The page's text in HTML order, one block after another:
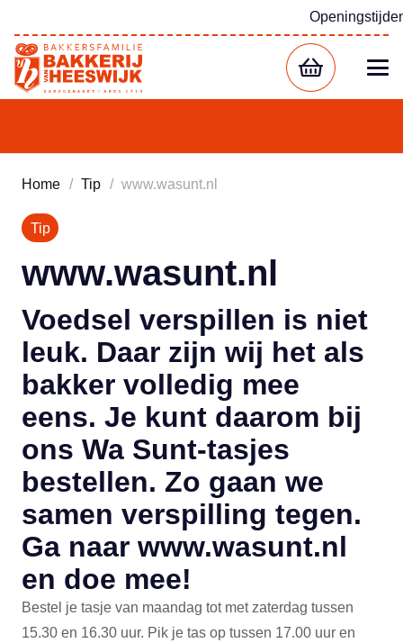
Home / Tip / www.wasunt.nl
Tip
www.wasunt.nl
Voedsel verspillen is niet
leuk. Daar zijn wij het als
bakker volledig mee
eens. Je kunt daarom bij
ons Wa Sunt-tasjes
bestellen. Zo gaan we
samen verspilling tegen.
Ga naar www.wasunt.nl
en doe mee!
Bestel je tasje van maandag tot met zaterdag tussen
15.30 en 16.30 uur. Pik je tas op tussen 17.00 uur en